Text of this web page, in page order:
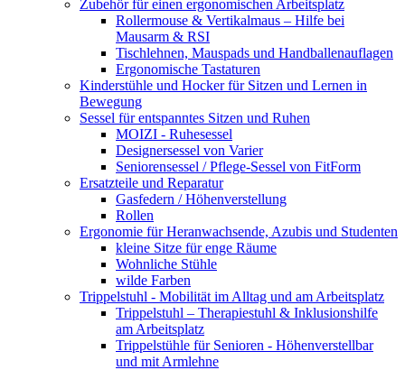
Zubehör für einen ergonomischen Arbeitsplatz
Rollermouse & Vertikalmaus – Hilfe bei
Mausarm & RSI
Tischlehnen, Mauspads und Handballenauflagen
Ergonomische Tastaturen
Kinderstühle und Hocker für Sitzen und Lernen in
Bewegung
Sessel für entspanntes Sitzen und Ruhen
MOIZI - Ruhesessel
Designersessel von Varier
Seniorensessel / Pflege-Sessel von FitForm
Ersatzteile und Reparatur
Gasfedern / Höhenverstellung
Rollen
Ergonomie für Heranwachsende, Azubis und Studenten
kleine Sitze für enge Räume
Wohnliche Stühle
wilde Farben
Trippelstuhl - Mobilität im Alltag und am Arbeitsplatz
Trippelstuhl – Therapiestuhl & Inklusionshilfe
am Arbeitsplatz
Trippelstühle für Senioren - Höhenverstellbar
und mit Armlehne